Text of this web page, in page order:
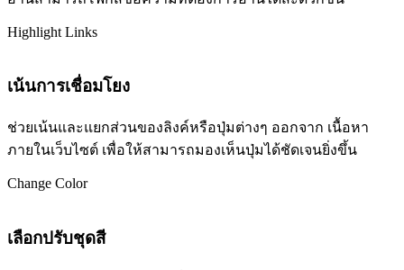
Highlight Links
เน้นการเชื่อมโยง
ช่วยเน้นและแยกส่วนของลิงค์หรือปุ่มต่างๆ ออกจาก เนื้อหา
ภายในเว็บไซต์ เพื่อให้สามารถมองเห็นปุ่มได้ชัดเจนยิ่งขึ้น
Change Color
เลือกปรับชุดสี